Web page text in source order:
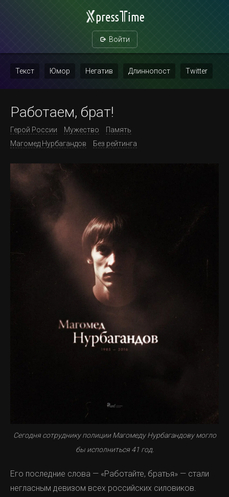
Войти
Текст Юмор Негатив Длиннопост Twitter
Работаем, брат!
Герой России Мужество
Память
Магомед Нурбагандов
Без рейтинга
Сегодня сотруднику полиции Магомеду Нурбагандову могло
бы исполниться 41 год.
Его последние слова — «Работайте, братья» — стали
негласным девизом всех российских силовиков.